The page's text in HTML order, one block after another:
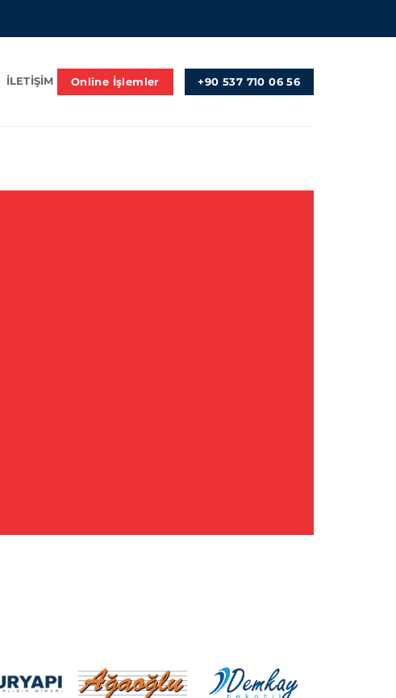
İLETIŞIM Online İşlemler +90 537 710 06 56